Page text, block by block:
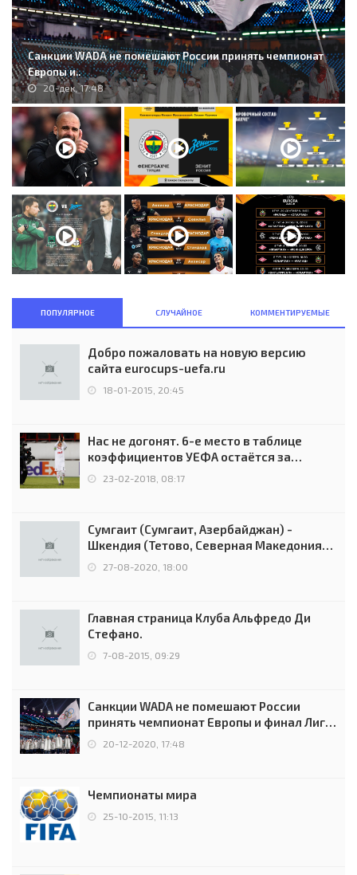
Санкции WADA не помешают России принять чемпионат
Европы и..
20-дек, 17:48
ПОПУЛЯРНОЕ СЛУЧАЙНОЕ КОММЕНТИРУЕМЫЕ
Добро пожаловать на новую версию
сайта eurocups-uefa.ru
18-01-2015, 20:45
Нас не догонят. 6-е место в таблице
коэффициентов УЕФА остаётся за
Россией
23-02-2018, 08:17
Сумгаит (Сумгаит, Азербайджан) -
Шкендия (Тетово, Северная Македония) -
0:2 (0:0)
27-08-2020, 18:00
Главная страница Клуба Альфредо Ди
Стефано.
7-08-2015, 09:29
Санкции WADA не помешают России
принять чемпионат Европы и финал Лиги
чемпионов.
20-12-2020, 17:48
Чемпионаты мира
25-10-2015, 11:13